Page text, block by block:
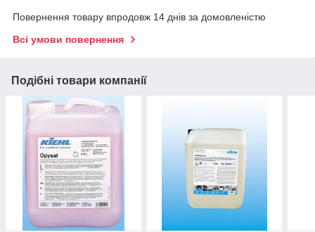
Повернення товару впродовж 14 днів за домовленістю
Всі умови повернення
Подібні товари компанії